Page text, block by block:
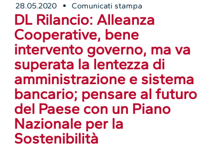
28.05.2020 Comunicati stampa
DL Rilancio: Alleanza
Cooperative, bene
intervento governo, ma va
superata la lentezza di
amministrazione e sistema
bancario; pensare al futuro
del Paese con un Piano
Nazionale per la
Sostenibilità